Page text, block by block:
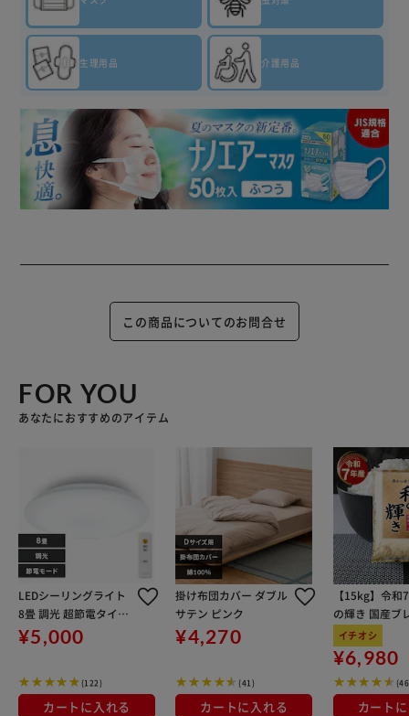
生理用品 介護用品
この商品についてのお問合せ
FOR YOU
あなたにおすすめのアイテム
LEDシーリングライト
8畳 調光 超節電タイプ
節電 リビング 照明 CE
P8D-7.0
¥5,000
(122)
カートに入れる
掛け布団カバー ダブル
サテン ピンク
¥4,270
(41)
カートに入れる
【15kg】令和
の輝き 国産ブ
kg×3袋
イチオシ
¥6,980
カート